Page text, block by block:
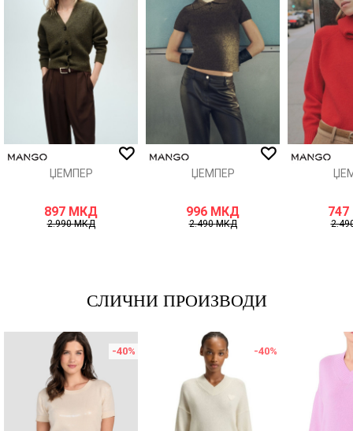
Порака
ИСПРАТИ
ЏЕМПЕР
897 МКД
2.990МКД
ЏЕМПЕР
996 МКД
2.490МКД
747
СЛИЧНИ ПРОИЗВОДИ
-40% -40%